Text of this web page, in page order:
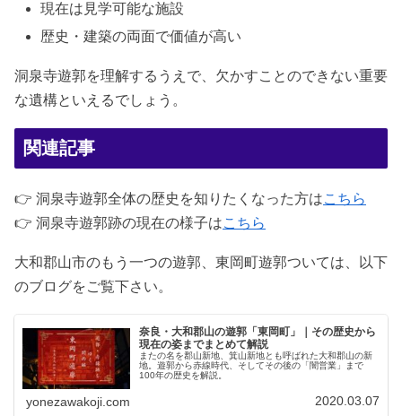
現在は見学可能な施設
歴史・建築の両面で価値が高い
洞泉寺遊郭を理解するうえで、欠かすことのできない重要
な遺構といえるでしょう。
関連記事
👉 洞泉寺遊郭全体の歴史を知りたくなった方はこちら
👉 洞泉寺遊郭跡の現在の様子はこちら
大和郡山市のもう一つの遊郭、東岡町遊郭ついては、以下
のブログをご覧下さい。
奈良・大和郡山の遊郭「東岡町」｜その歴史から
現在の姿までまとめて解説
またの名を郡山新地、箕山新地とも呼ばれた大和郡山の新
地。遊郭から赤線時代、そしてその後の「闇営業」まで
100年の歴史を解説。
yonezawakoji.com 2020.03.07